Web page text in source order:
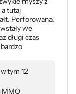
tutaj
Perforowana,
we
długi czas
tym 12
MMO